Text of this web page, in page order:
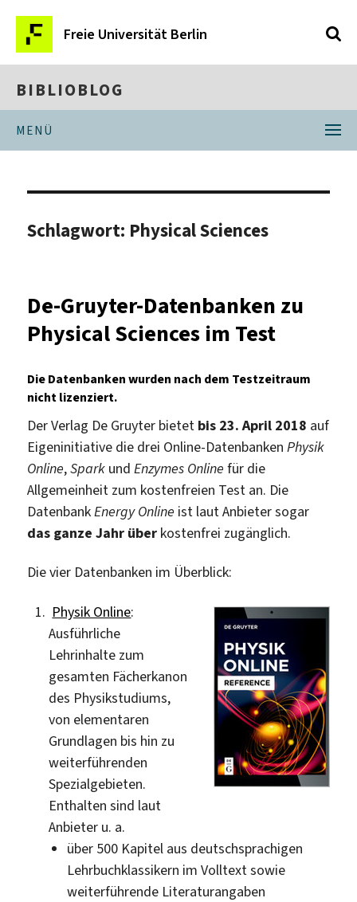
Freie Universität Berlin
BIBLIOBLOG
MENÜ
Schlagwort: Physical Sciences
De-Gruyter-Datenbanken zu
Physical Sciences im Test
Die Datenbanken wurden nach dem Testzeitraum
nicht lizenziert.
Der Verlag De Gruyter bietet bis 23. April 2018 auf
Eigeninitiative die drei Online-DatenbankenPhysik
Online,Spark undEnzymes Online für die
Allgemeinheit zum kostenfreien Test an. Die
DatenbankEnergy Online ist laut Anbieter sogar
das ganze Jahr über kostenfrei zugänglich.
Die vier Datenbanken im Überblick:
Physik Online:
Ausführliche
Lehrinhalte zum
gesamten Fächerkanon
des Physikstudiums,
von elementaren
Grundlagen bis hin zu
weiterführenden
Spezialgebieten.
Enthalten sind laut
Anbieter u. a.
über 500 Kapitel aus deutschsprachigen
Lehrbuchklassikern im Volltext sowie
weiterführende Literaturangaben